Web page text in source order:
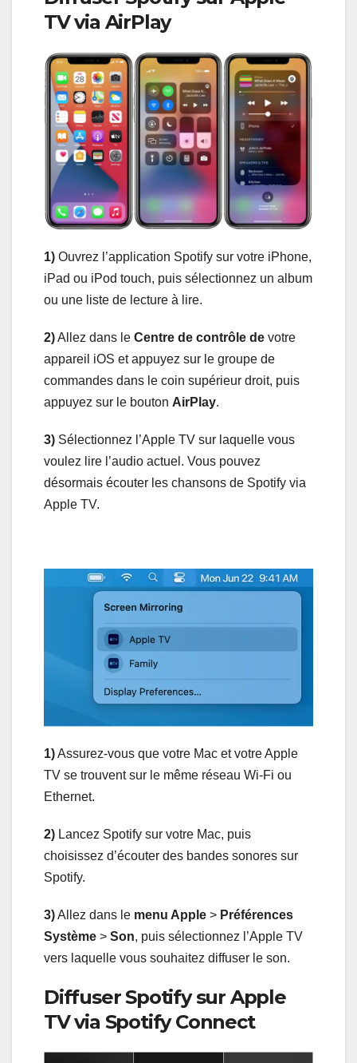
TV via AirPlay
1) Ouvrez l’application Spotify sur votre iPhone,
iPad ou iPod touch, puis sélectionnez un album
ou une liste de lecture à lire.
2)Allez dans le Centre de contrôle de votre
appareil iOS et appuyez sur le groupe de
commandes dans le coin supérieur droit, puis
appuyez sur le bouton AirPlay.
3) Sélectionnez l’Apple TV sur laquelle vous
voulez lire l’audio actuel. Vous pouvez
désormais écouter les chansons de Spotify via
Apple TV.
1)Assurez-vous que votre Mac et votre Apple
TV se trouvent sur le même réseau Wi-Fi ou
Ethernet.
2) Lancez Spotify sur votre Mac, puis
choisissez d’écouter des bandes sonores sur
Spotify.
3)Allez dans le menu Apple > Préférences
Système > Son, puis sélectionnez l’Apple TV
vers laquelle vous souhaitez diffuser le son.
Diffuser Spotify sur Apple
TV via Spotify Connect